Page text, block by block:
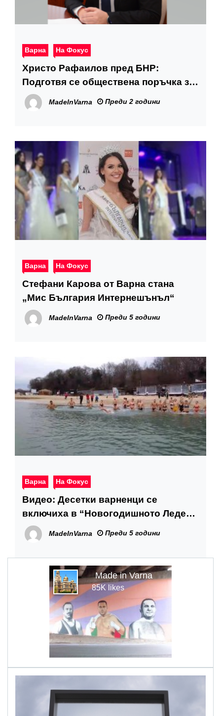
Варна На Фокус
Христо Рафаилов пред БНР:
Подготвя се обществена поръчка за
нова билетна система за плащане с
карти, QR код и приложения
MadeInVarna Преди 2 години
Варна На Фокус
Стефани Карова от Варна стана
„Мис България Интернешънъл“
MadeInVarna Преди 5 години
Варна На Фокус
Видео: Десетки варненци се
включиха в “Новогодишното Ледено
утро”
MadeInVarna Преди 5 години
Made in Varna
85K likes